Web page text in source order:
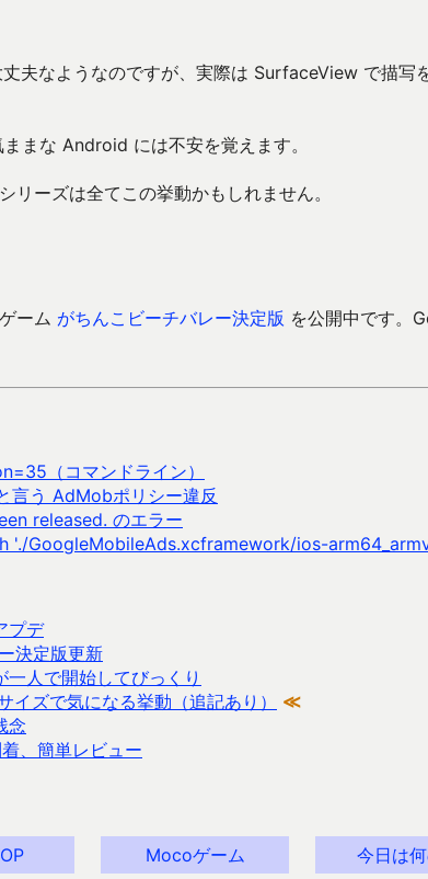
夫なようなのですが、実際は SurfaceView で描写
まな Android には不安を覚えます。
ーズは全てこの挙動かもしれません。
ーム がちんこビーチバレー決定版 を公開中です。
（コマンドライン）
言う AdMobポリシー違反
released. のエラー
'./GoogleMobileAds.xcframework/ios-
プデ
決定版更新
人で開始してびっくり
ズで気になる挙動（追記あり） ≪
念
、簡単レビュー
Mocoゲーム 今日は